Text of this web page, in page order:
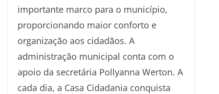
importante marco para o município,
proporcionando maior conforto e
organização aos cidadãos. A
administração municipal conta com o
apoio da secretária Pollyanna Werton. A
cada dia, a Casa Cidadania conquista